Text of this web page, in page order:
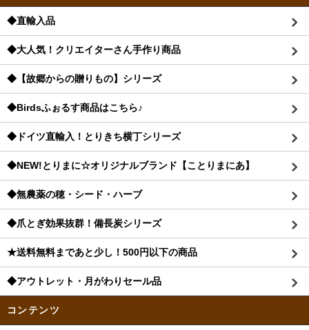
◆直輸入品
◆大人気！クリエイターさん手作り商品
◆【故郷からの贈りもの】シリーズ
◆Birdsふぉるす商品はこちら♪
◆ドイツ直輸入！とりきち横丁シリーズ
◆NEW!とりまに☆オリジナルブランド【ことりまにあ】
◆無農薬の穂・シード・ハーブ
◆爪とぎ効果抜群！備長炭シリーズ
★送料無料まであと少し！500円以下の商品
◆アウトレット・月がわりセール品
コンテンツ